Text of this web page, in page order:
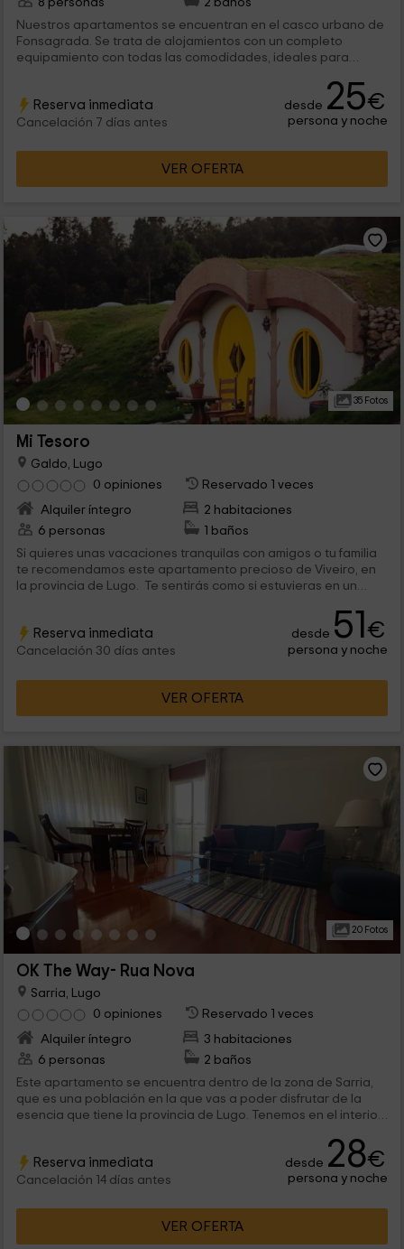
Nuestros apartamentos se encuentran en el casco urbano de
Fonsagrada. Se trata de alojamientos con un completo
equipamiento con todas las comodidades, ideales para
posibilidad de disfrutar y conocer esta bonita localidad y sus
alrededores.
Reserva inmediata
Cancelación 7 días antes
desde 25€
persona y noche
VER OFERTA
35 Fotos
Mi Tesoro
Galdo, Lugo
0 opiniones
Reservado 1 veces
Alquiler íntegro
2 habitaciones
6 personas
1 baños
Si quieres unas vacaciones tranquilas con amigos o tu familia
te recomendamos este apartamento precioso de Viveiro, en
la provincia de Lugo. Te sentirás como si estuvieras en un
baño, una cocina con comedor y una sala de estar amplia.
Cerca del alojamiento podrás realizar actividades divertidas
en el campo o en playas cercanas.
Reserva inmediata
Cancelación 30 días antes
desde 51€
persona y noche
VER OFERTA
20 Fotos
OK The Way- Rua Nova
Sarria, Lugo
0 opiniones
Reservado 1 veces
Alquiler íntegro
3 habitaciones
6 personas
2 baños
Este apartamento se encuentra dentro de la zona de Sarria,
que es una población en la que vas a poder disfrutar de la
esencia que tiene la provincia de Lugo. Tenemos en el interior,
estancias llenas de encanto, y de la tranquilidad que
necesitas.
Reserva inmediata
Cancelación 14 días antes
desde 28€
persona y noche
VER OFERTA